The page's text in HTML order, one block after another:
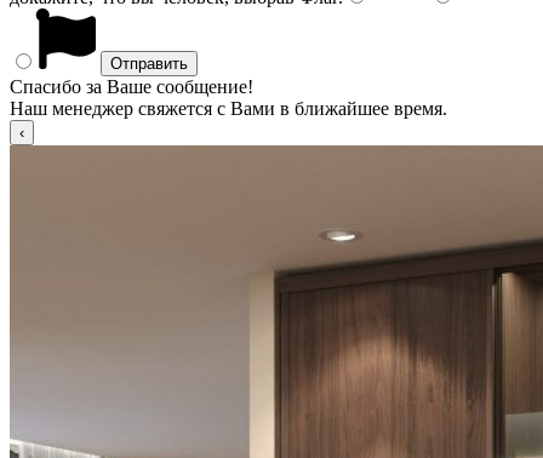
Спасибо за Ваше сообщение!
Наш менеджер свяжется с Вами в ближайшее время.